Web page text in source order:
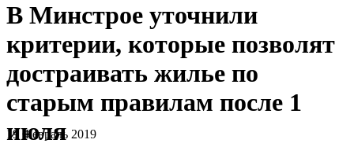
В Минстрое уточнили
критерии, которые позволят
достраивать жилье по
старым правилам после 1
июля
19 Февраль 2019